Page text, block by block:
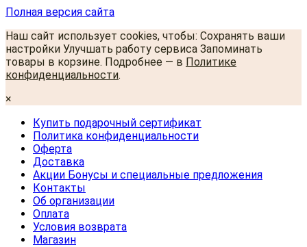
Полная версия сайта
Наш сайт использует cookies, чтобы: Сохранять ваши
настройки Улучшать работу сервиса Запоминать
товары в корзине. Подробнее — в Политике
конфиденциальности.
×
Купить подарочный сертификат
Политика конфиденциальности
Оферта
Доставка
Акции Бонусы и специальные предложения
Контакты
Об организации
Оплата
Условия возврата
Магазин